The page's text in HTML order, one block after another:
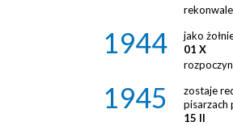
1944
jako
01 X
1945
zostaje
pisarzach
15 II